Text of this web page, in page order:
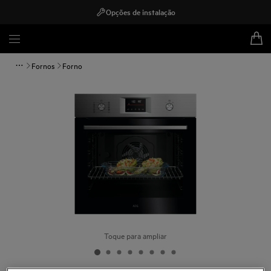
Opções de instalação
Fornos Forno
Toque para ampliar